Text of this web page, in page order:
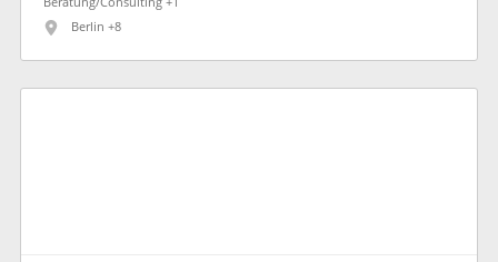
Beratung/Consulting +1
Berlin +8